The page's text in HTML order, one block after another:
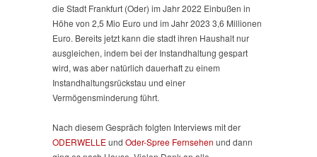
die Stadt Frankfurt (Oder) im Jahr 2022 Einbußen in
Höhe von 2,5 Mio Euro und im Jahr 2023 3,6 Millionen
Euro. Bereits jetzt kann die stadt ihren Haushalt nur
ausgleichen, indem bei der Instandhaltung gespart
wird, was aber natürlich dauerhaft zu einem
Instandhaltungsrückstau und einer
Vermögensminderung führt.
Nach diesem Gespräch folgten Interviews mit der
ODERWELLEund Oder-Spree Fernsehen und dann